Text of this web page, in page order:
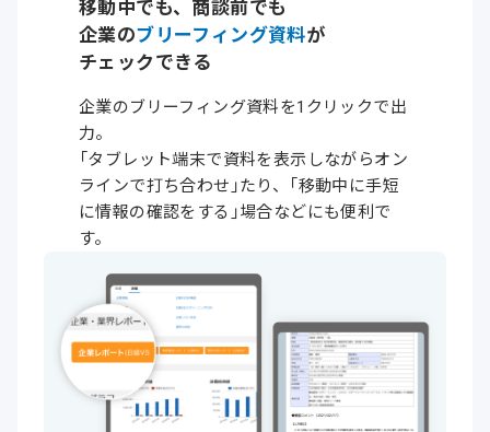
移動中でも、商談前でも
企業のブリーフィング資料が
チェックできる
企業のブリーフィング資料を1クリックで出
力。
「タブレット端末で資料を表示しながらオン
ラインで打ち合わせ」たり、 「移動中に手短
に情報の確認をする」場合などにも便利で
す。